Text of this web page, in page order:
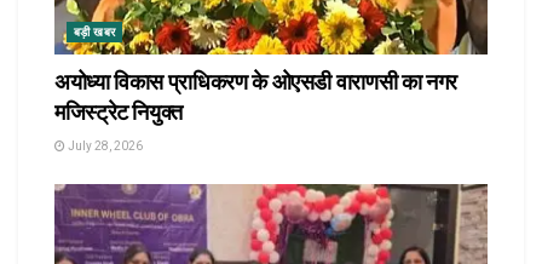
बड़ी खबर
अयोध्या विकास प्राधिकरण के ओएसडी वाराणसी का नगर
मजिस्ट्रेट नियुक्त
July 28, 2026